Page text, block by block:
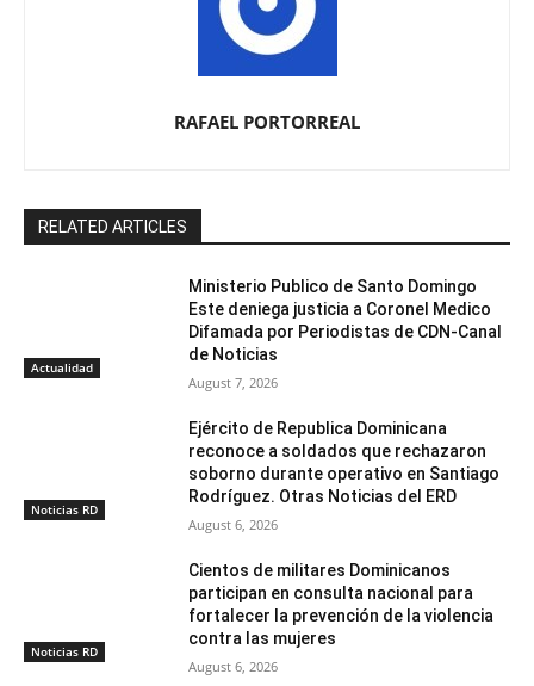
RAFAEL PORTORREAL
RELATED ARTICLES
Actualidad
Ministerio Publico de Santo Domingo
Este deniega justicia a Coronel Medico
Difamada por Periodistas de CDN-Canal
de Noticias
August 7, 2026
Noticias RD
Ejército de Republica Dominicana
reconoce a soldados que rechazaron
soborno durante operativo en Santiago
Rodríguez. Otras Noticias del ERD
August 6, 2026
Noticias RD
Cientos de militares Dominicanos
participan en consulta nacional para
fortalecer la prevención de la violencia
contra las mujeres
August 6, 2026